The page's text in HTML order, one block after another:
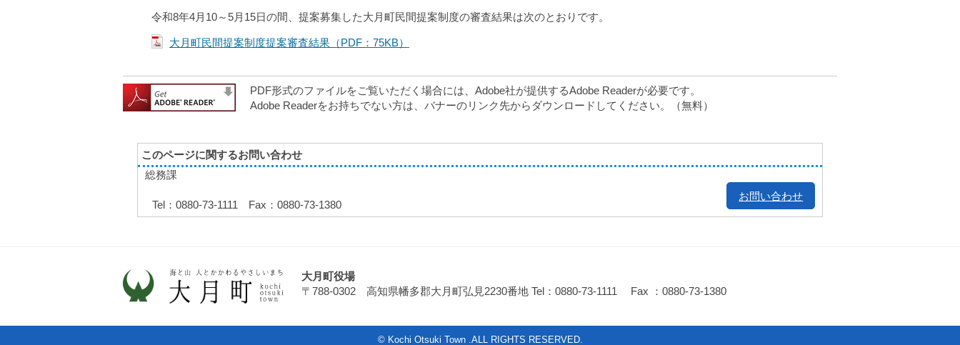
令和8年4月10～5月15日の間、提案募集した大月町民間提案制度の審査結果は次のとおりです。
大月町民間提案制度提案審査結果（PDF：75KB）
PDF形式のファイルをご覧いただく場合には、Adobe社が提供するAdobe Readerが必要です。
Adobe Readerをお持ちでない方は、バナーのリンク先からダウンロードしてください。（無料）
このページに関するお問い合わせ
総務課
Tel：0880-73-1111 Fax：0880-73-1380
お問い合わせ
大月町役場
〒788-0302 高知県幡多郡大月町弘見2230番地 Tel：0880-73-1111 Fax ：0880-73-1380
© Kochi Otsuki Town .ALL RIGHTS RESERVED.